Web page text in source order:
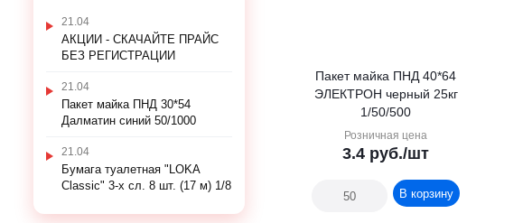
Пакет майка ПНД 40*64
ЭЛЕКТРОН черный 25кг
1/50/500
Розничная цена
3.4 руб./шт
В корзину
21.04
АКЦИИ - СКАЧАЙТЕ ПРАЙС
БЕЗ РЕГИСТРАЦИИ
21.04
Пакет майка ПНД 30*54
Далматин синий 50/1000
21.04
Бумага туалетная "LOKA
Classic" 3-х сл. 8 шт. (17 м) 1/8